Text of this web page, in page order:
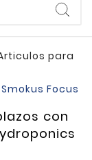
para
Focus
con